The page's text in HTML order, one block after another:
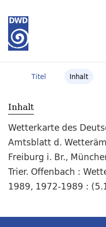
Titel Inhalt
Inhalt
Wetterkarte des
Amtsblatt d.
Freiburg i. Br.,
Trier. Offenbach :
1989, 1972-1989 :